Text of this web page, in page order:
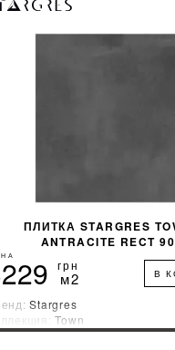
УЗНАТЬ СВОЮ
ПЛИТКА STARGRES
ANTRACITE RECT
грн
м2 В
Stargres
Town
производитель:Польша